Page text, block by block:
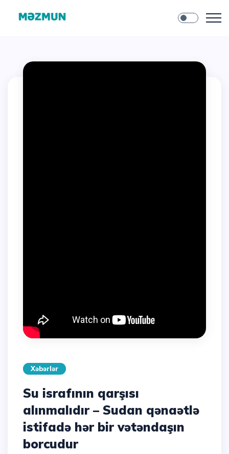
Xəbərlər
Su israfının qarşısı
alınmalıdır – Sudan qənaətlə
istifadə hər bir vətəndaşın
borcudur